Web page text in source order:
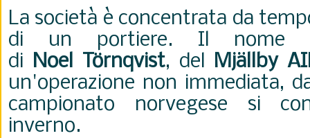
La società è concentrata da
di un portiere. Il nome
di Noel Törnqvist, del Mjällby
un'operazione non immediata,
campionato norvegese si
inverno.